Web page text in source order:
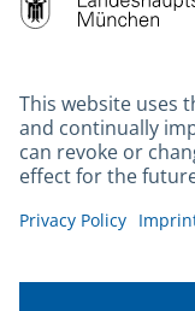
Hotels
Contact
Barrierefreiheit
Leichte Sprache
Gebärdensprache
Kontakt